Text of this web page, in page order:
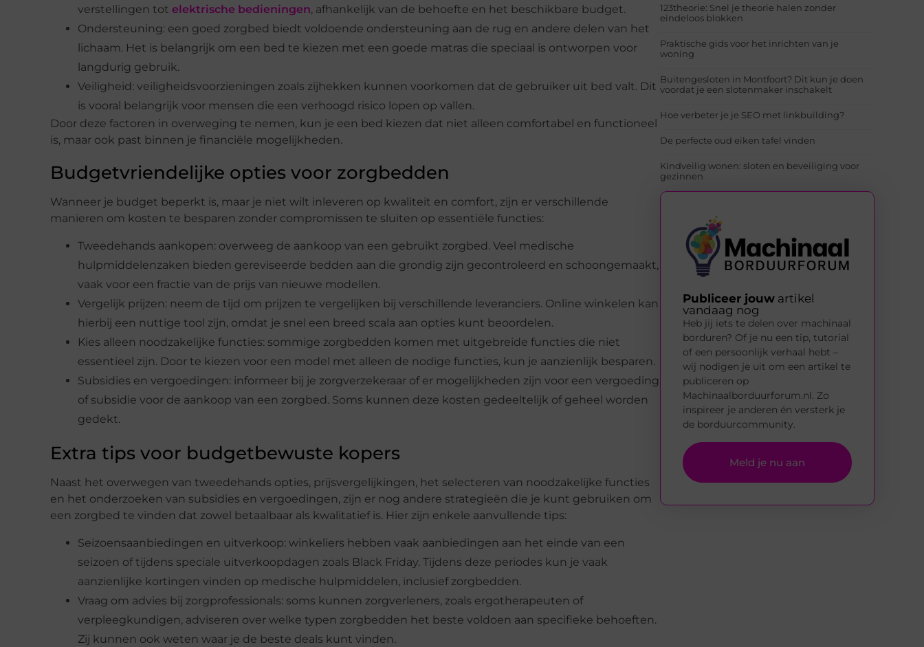
verstellingen tot elektrische bedieningen, afhankelijk van de behoefte en het beschikbare budget.
Ondersteuning: een goed zorgbed biedt voldoende ondersteuning aan de rug en andere delen van het
lichaam. Het is belangrijk om een bed te kiezen met een goede matras die speciaal is ontworpen voor
langdurig gebruik.
Veiligheid: veiligheidsvoorzieningen zoals zijhekken kunnen voorkomen dat de gebruiker uit bed valt. Dit
is vooral belangrijk voor mensen die een verhoogd risico lopen op vallen.
Door deze factoren in overweging te nemen, kun je een bed kiezen dat niet alleen comfortabel en functioneel
is, maar ook past binnen je financiële mogelijkheden.
Budgetvriendelijke opties voor zorgbedden
Wanneer je budget beperkt is, maar je niet wilt inleveren op kwaliteit en comfort, zijn er verschillende
manieren om kosten te besparen zonder compromissen te sluiten op essentiële functies:
Tweedehands aankopen: overweeg de aankoop van een gebruikt zorgbed. Veel medische
hulpmiddelenzaken bieden gereviseerde bedden aan die grondig zijn gecontroleerd en schoongemaakt,
vaak voor een fractie van de prijs van nieuwe modellen.
Vergelijk prijzen: neem de tijd om prijzen te vergelijken bij verschillende leveranciers. Online winkelen kan
hierbij een nuttige tool zijn, omdat je snel een breed scala aan opties kunt beoordelen.
Kies alleen noodzakelijke functies: sommige zorgbedden komen met uitgebreide functies die niet
essentieel zijn. Door te kiezen voor een model met alleen de nodige functies, kun je aanzienlijk besparen.
Subsidies en vergoedingen: informeer bij je zorgverzekeraar of er mogelijkheden zijn voor een vergoeding
of subsidie voor de aankoop van een zorgbed. Soms kunnen deze kosten gedeeltelijk of geheel worden
gedekt.
Extra tips voor budgetbewuste kopers
Naast het overwegen van tweedehands opties, prijsvergelijkingen, het selecteren van noodzakelijke functies
en het onderzoeken van subsidies en vergoedingen, zijn er nog andere strategieën die je kunt gebruiken om
een zorgbed te vinden dat zowel betaalbaar als kwalitatief is. Hier zijn enkele aanvullende tips:
Seizoensaanbiedingen en uitverkoop: winkeliers hebben vaak aanbiedingen aan het einde van een
seizoen of tijdens speciale uitverkoopdagen zoals Black Friday. Tijdens deze periodes kun je vaak
aanzienlijke kortingen vinden op medische hulpmiddelen, inclusief zorgbedden.
Vraag om advies bij zorgprofessionals: soms kunnen zorgverleners, zoals ergotherapeuten of
verpleegkundigen, adviseren over welke typen zorgbedden het beste voldoen aan specifieke behoeften.
Zij kunnen ook weten waar je de beste deals kunt vinden.
123theorie: Snel je theorie halen zonder
eindeloos blokken
Praktische gids voor het inrichten van je
woning
Buitengesloten in Montfoort? Dit kun je doen
voordat je een slotenmaker inschakelt
Hoe verbeter je je SEO met linkbuilding?
De perfecte oud eiken tafel vinden
Kindveilig wonen: sloten en beveiliging voor
gezinnen
Publiceer jouw artikel
vandaag nog
Heb jij iets te delen over machinaal
borduren? Of je nu een tip, tutorial
of een persoonlijk verhaal hebt –
wij nodigen je uit om een artikel te
publiceren op
Machinaalborduurforum.nl. Zo
inspireer je anderen én versterk je
de borduurcommunity.
Meld je nu aan